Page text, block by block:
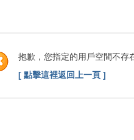
抱歉，您指定的用戶空間不存
[ 點擊這裡返回上一頁 ]